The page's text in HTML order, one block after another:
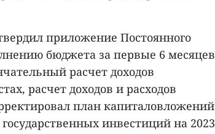
приложение Постоянного
бюджета за первые 6 месяцев
расчет доходов
расчет доходов и расходов
план капиталовложений
инвестиций на 2023